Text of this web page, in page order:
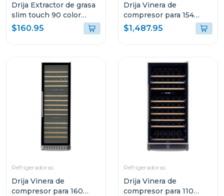
Drija Extractor de grasa
slim touch 90 color
negro
$160.95
Drija Vinera de
compresor para 154
botellas chianti 154
$1,487.95
Refrigeradoras
Drija Vinera de
compresor para 160
Refrigeradoras
Drija Vinera de
compresor para 110